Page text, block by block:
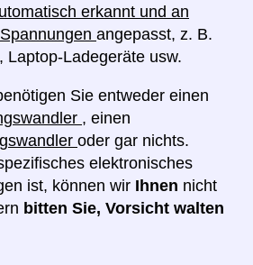
erkannt und an
angepasst, z. B.
Laptop-Ladegeräte usw.
Sie entweder einen
, einen
oder gar nichts.
elektronisches
ist, können wir Ihnen nicht
bitten Sie, Vorsicht walten